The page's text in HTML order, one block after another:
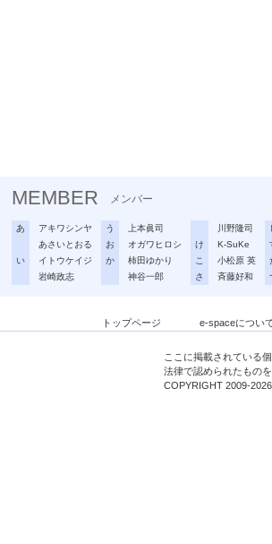
MEMBER メンバー
あ
アキワシンヤ
あさいとおる
い
イトウケイジ
岩崎政志
う
上本眞司
お
オガワヒロシ
か
柿田ゆかり
神谷一郎
川野隆司
け
K-SuKe
こ
小松原 英
さ
斉藤好和
トップページ e-spaceについ
ここに掲載されている
法律で認められたもの
COPYRIGHT 2009-